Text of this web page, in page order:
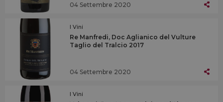
04 Settembre 2020
I Vini
Re Manfredi, Doc Aglianico del Vulture
Taglio del Tralcio 2017
04 Settembre 2020
I Vini